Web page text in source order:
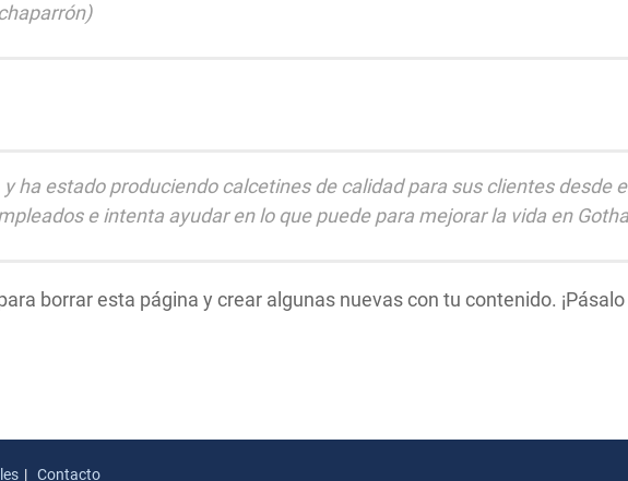
ha estado produciendo calcetines de calidad para sus clientes desde
e intenta ayudar en lo que puede para mejorar la vida en
borrar esta página y crear algunas nuevas con tu contenido.
Contacto